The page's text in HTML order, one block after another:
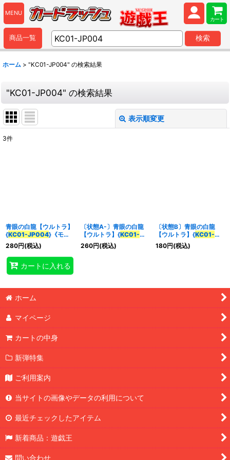
MENU
カート
商品一覧 検索
ホーム > "KC01-JP004" の検索結果
"KC01-JP004" の検索結果
表示順変更
カテゴリ:
特集:
3件
青眼の白龍【ウルトラ】
{KC01-JP004}《モン
スター》
280円(税込)
カートに入れる
〔状態A-〕青眼の白龍
【ウルトラ】{KC01-
JP004}《モンスター》
260円(税込)
〔状態B〕青眼の白龍
【ウルトラ】{KC01-
JP004}《モンスター》
180円(税込)
ホーム
マイページ
カートの中身
新弾特集
ご利用案内
当サイトの画像やデータの利用について
最近チェックしたアイテム
新着商品：遊戯王
問い合わせ